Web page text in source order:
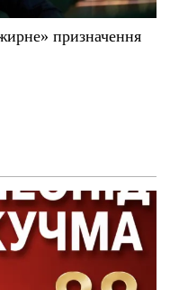
призначення